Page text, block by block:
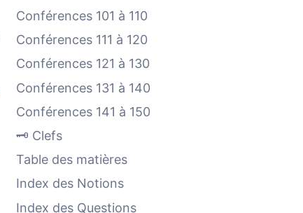
Conférences 101 à 110
Conférences 111 à 120
Conférences 121 à 130
Conférences 131 à 140
Conférences 141 à 150
🗝️ Clefs
Table des matières
Index des Notions
Index des Questions